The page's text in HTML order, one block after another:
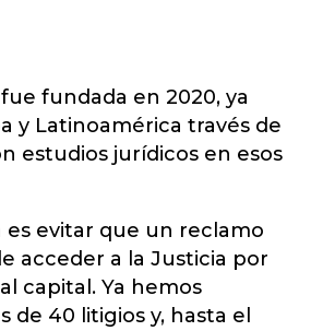
fundada en 2020, ya
y Latinoamérica través de
estudios jurídicos en esos
es evitar que un reclamo
acceder a la Justicia por
capital. Ya hemos
de 40 litigios y, hasta el